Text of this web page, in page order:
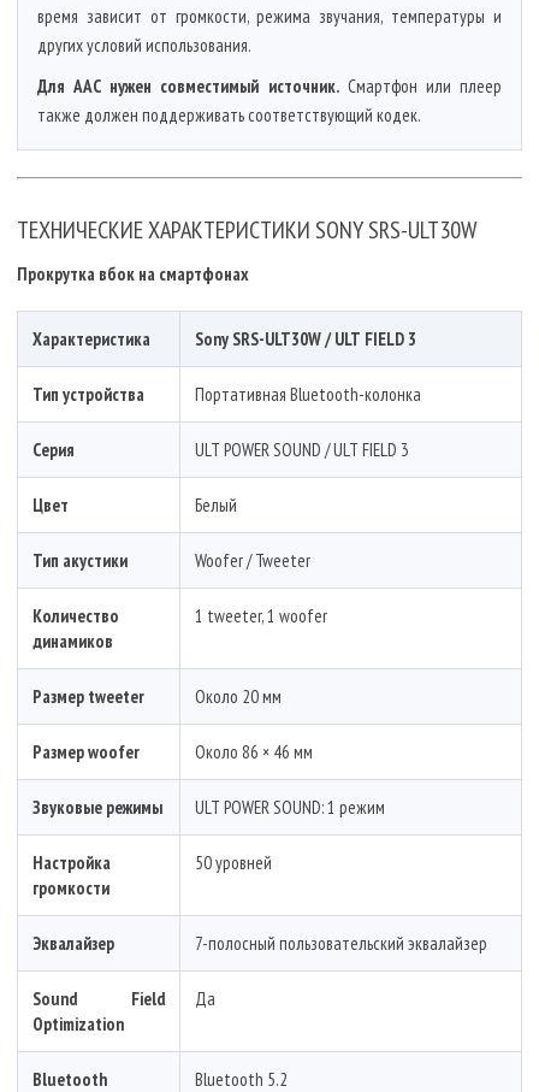
время зависит от громкости, режима звучания, температуры и
других условий использования.
Для AAC нужен совместимый источник.Смартфон или плеер
также должен поддерживать соответствующий кодек.
ТЕХНИЧЕСКИЕ ХАРАКТЕРИСТИКИ SONY SRS-ULT30W
Прокрутка вбок на смартфонах
Характеристика Sony SRS-ULT30W / ULT FIELD 3
Тип устройства Портативная Bluetooth-колонка
Серия ULT POWER SOUND / ULT FIELD 3
Цвет Белый
Тип акустики Woofer / Tweeter
Количество
динамиков
1 tweeter, 1 woofer
Размер tweeter Около 20 мм
Размер woofer Около 86 × 46 мм
Звуковые режимы ULT POWER SOUND: 1 режим
Настройка
громкости
50 уровней
Эквалайзер 7-полосный пользовательский эквалайзер
Sound Field
Optimization
Да
Bluetooth Bluetooth 5.2